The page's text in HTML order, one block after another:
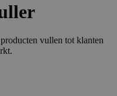
vullen tot klanten